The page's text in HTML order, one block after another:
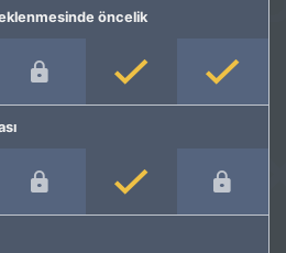
öncelik